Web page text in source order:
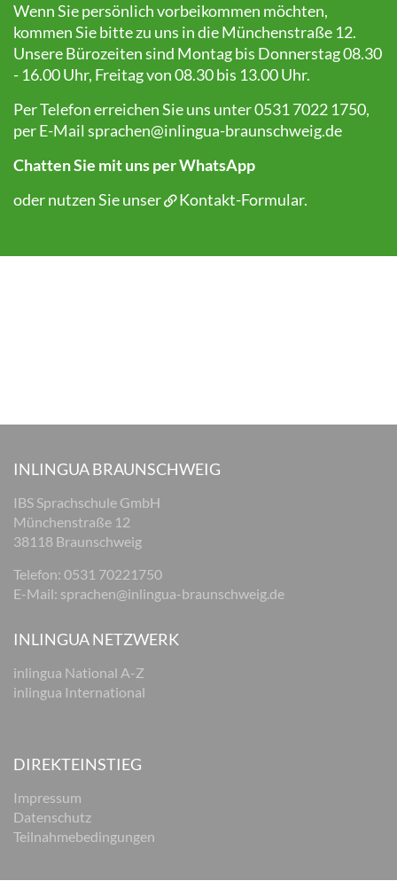
Wenn Sie persönlich vorbeikommen möchten,
kommen Sie bitte zu uns in die Münchenstraße 12.
Unsere Bürozeiten sind Montag bis Donnerstag 08.30
- 16.00 Uhr, Freitag von 08.30 bis 13.00 Uhr.
Per Telefon erreichen Sie uns unter 0531 7022 1750,
per E-Mail sprachen@inlingua-braunschweig.de
Chatten Sie mit uns per WhatsApp
oder nutzen Sie unser
Kontakt-Formular.
INLINGUA BRAUNSCHWEIG
IBS Sprachschule GmbH
Münchenstraße 12
38118 Braunschweig
Telefon: 0531 70221750
E-Mail: sprachen@inlingua-braunschweig.de
INLINGUA NETZWERK
inlingua National A-Z
inlingua International
DIREKTEINSTIEG
Impressum
Datenschutz
Teilnahmebedingungen